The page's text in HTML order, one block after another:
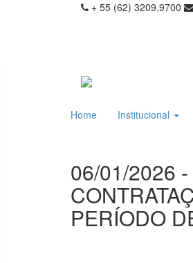
+ 55 (62) 3209.9700
Home Institucional
06/01/2026
PERÍODO